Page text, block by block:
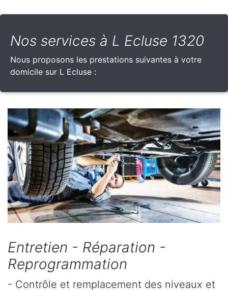
Nos services à L Ecluse 1320
Nous proposons les prestations suivantes à votre
domicile sur L Ecluse :
Entretien - Réparation -
Reprogrammation
- Contrôle et remplacement des niveaux et